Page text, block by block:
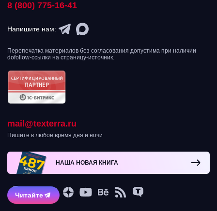
Читайте
8 (800) 775-16-41
Напишите нам:
Перепечатка материалов без согласования допустима при наличии
dofollow-ссылки на страницу-источник.
mail@texterra.ru
Пишите в любое время дня и ночи
НАША НОВАЯ КНИГА